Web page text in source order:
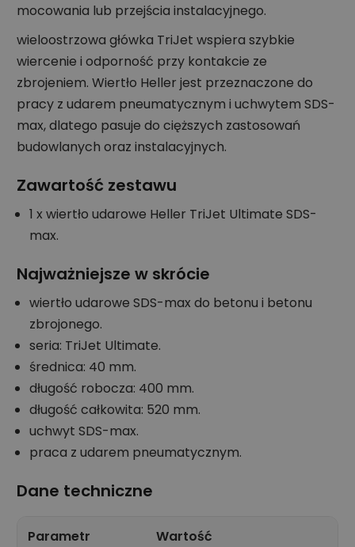
mocowania lub przejścia instalacyjnego.
wieloostrzowa główka TriJet wspiera szybkie
wiercenie i odporność przy kontakcie ze
zbrojeniem. Wiertło Heller jest przeznaczone do
pracy z udarem pneumatycznym i uchwytem SDS-
max, dlatego pasuje do cięższych zastosowań
budowlanych oraz instalacyjnych.
Zawartość zestawu
1 x wiertło udarowe Heller TriJet Ultimate SDS-
max.
Najważniejsze w skrócie
wiertło udarowe SDS-max do betonu i betonu
zbrojonego.
seria: TriJet Ultimate.
średnica: 40 mm.
długość robocza: 400 mm.
długość całkowita: 520 mm.
uchwyt SDS-max.
praca z udarem pneumatycznym.
Dane techniczne
Parametr Wartość